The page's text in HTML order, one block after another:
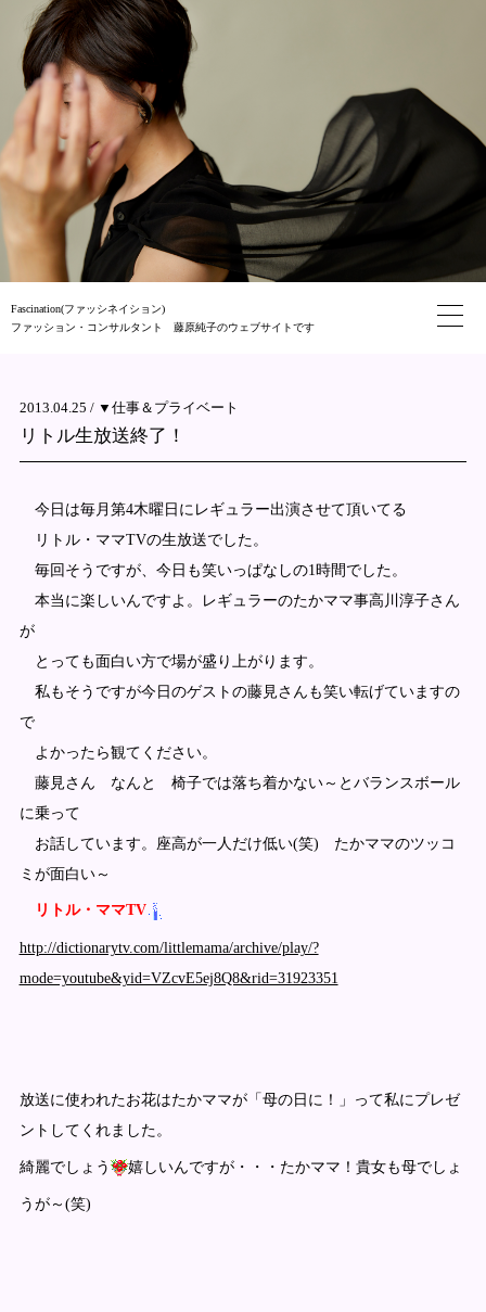
Fascination(ファッシネイション)
ファッション・コンサルタント 藤原純子のウェブサイトです
2013.04.25 / ▼仕事＆プライベート
リトル生放送終了！
今日は毎月第4木曜日にレギュラー出演させて頂いてる
リトル・ママTVの生放送でした。
毎回そうですが、今日も笑いっぱなしの1時間でした。
本当に楽しいんですよ。レギュラーのたかママ事高川淳子さん
が
とっても面白い方で場が盛り上がります。
私もそうですが今日のゲストの藤見さんも笑い転げていますの
で
よかったら観てください。
藤見さん なんと 椅子では落ち着かない～とバランスボール
に乗って
お話しています。座高が一人だけ低い(笑) たかママのツッコ
ミが面白い～
リトル・ママTV
http://dictionarytv.com/littlemama/archive/play/?
mode=youtube&yid=VZcvE5ej8Q8&rid=31923351
放送に使われたお花はたかママが「母の日に！」って私にプレゼ
ントしてくれました。
綺麗でしょう 嬉しいんですが・・・たかママ！貴女も母でしょ
うが～(笑)